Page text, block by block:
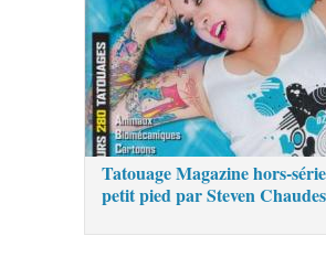
Tatouage Magazine hors-
petit pied par Steven